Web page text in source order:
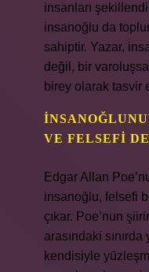
insanları
insanoğlu da
sahiptir. Yazar,
değil, bir
birey olarak tasvir
VE FELSEFI
Edgar Allan
insanoğlu, felsefi
çıkar. Poe’nun
arasındaki sınırda
kendisiyle